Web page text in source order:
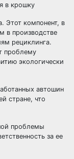
в крошку
Этот компонент, в
в производстве
рециклинга.
проблему
экологически
автошин
стране, что
проблемы
за ее